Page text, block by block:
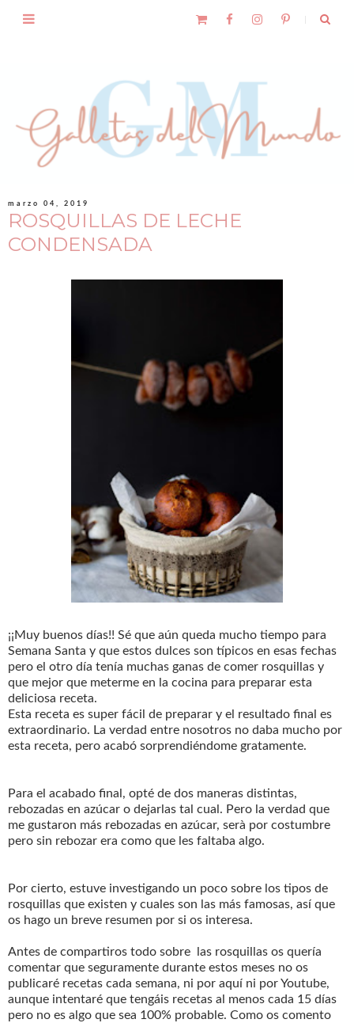
marzo 04, 2019
ROSQUILLAS DE LECHE
CONDENSADA
¡¡Muy buenos días!! Sé que aún queda mucho tiempo para
Semana Santa y que estos dulces son típicos en esas fechas
pero el otro día tenía muchas ganas de comer rosquillas y
que mejor que meterme en la cocina para preparar esta
deliciosa receta.
Esta receta es super fácil de preparar y el resultado final es
extraordinario. La verdad entre nosotros no daba mucho por
esta receta, pero acabó sorprendiéndome gratamente.
Para el acabado final, opté de dos maneras distintas,
rebozadas en azúcar o dejarlas tal cual. Pero la verdad que
me gustaron más rebozadas en azúcar, serà por costumbre
pero sin rebozar era como que les faltaba algo.
Por cierto, estuve investigando un poco sobre los tipos de
rosquillas que existen y cuales son las más famosas, así que
os hago un breve resumen por si os interesa.
Antes de compartiros todo sobre las rosquillas os quería
comentar que seguramente durante estos meses no os
publicaré recetas cada semana, ni por aquí ni por Youtube,
aunque intentaré que tengáis recetas al menos cada 15 días
pero no es algo que sea 100% probable. Como os comento